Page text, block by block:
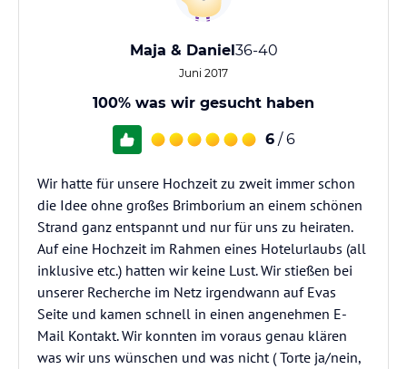
Maja & Daniel36-40
Juni 2017
100% was wir gesucht haben
6 / 6
Wir hatte für unsere Hochzeit zu zweit immer schon
die Idee ohne großes Brimborium an einem schönen
Strand ganz entspannt und nur für uns zu heiraten.
Auf eine Hochzeit im Rahmen eines Hotelurlaubs (all
inklusive etc.) hatten wir keine Lust. Wir stießen bei
unserer Recherche im Netz irgendwann auf Evas
Seite und kamen schnell in einen angenehmen E-
Mail Kontakt. Wir konnten im voraus genau klären
was wir uns wünschen und was nicht ( Torte ja/nein,